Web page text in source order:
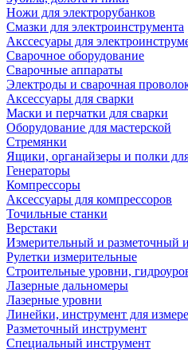
Ножи для электрорубанков
Смазки для электроинструмента
Акссесуары для
Сварочное оборудование
Сварочные аппараты
Электроды и сварочная
Аксессуары для сварки
Маски и перчатки для сварки
Оборудование для мастерской
Стремянки
Ящики, органайзеры и полки
Генераторы
Компрессоры
Аксессуары для компрессоров
Точильные станки
Верстаки
Измерительный и разметочный
Рулетки измерительные
Строительные уровни,
Лазерные дальномеры
Лазерные уровни
Линейки, инструмент для
Разметочный инструмент
Специальный инструмент